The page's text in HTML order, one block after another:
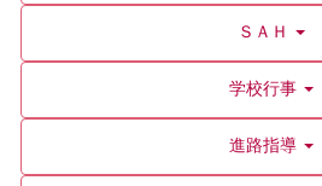
ＳＡＨ
学校行事
進路指導